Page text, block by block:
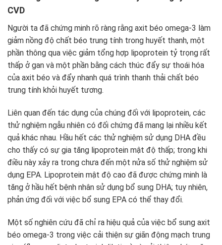
CVD
Người ta đã chứng minh rõ ràng rằng axit béo omega-3 làm
giảm nồng độ chất béo trung tính trong huyết thanh, một
phần thông qua việc giảm tổng hợp lipoprotein tỷ trọng rất
thấp ở gan và một phần bằng cách thúc đẩy sự thoái hóa
của axit béo và đẩy nhanh quá trình thanh thải chất béo
trung tính khỏi huyết tương.
Liên quan đến tác dụng của chúng đối với lipoprotein, các
thử nghiệm ngẫu nhiên có đối chứng đã mang lại nhiều kết
quả khác nhau. Hầu hết các thử nghiệm sử dụng DHA đều
cho thấy có sự gia tăng lipoprotein mật độ thấp; trong khi
điều này xảy ra trong chưa đến một nửa số thử nghiệm sử
dụng EPA. Lipoprotein mật độ cao đã được chứng minh là
tăng ở hầu hết bệnh nhân sử dụng bổ sung DHA; tuy nhiên,
phản ứng đối với việc bổ sung EPA có thể thay đổi.
Một số nghiên cứu đã chỉ ra hiệu quả của việc bổ sung axit
béo omega-3 trong việc cải thiện sự giãn động mạch trung